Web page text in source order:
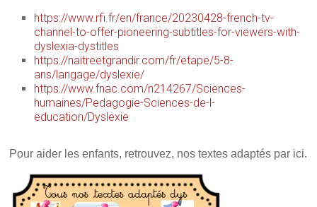
https://www.rfi.fr/en/france/20230428-french-tv-
channel-to-offer-pioneering-subtitles-for-viewers-with-
dyslexia-dystitles
https://naitreetgrandir.com/fr/etape/5-8-
ans/langage/dyslexie/
https://www.fnac.com/n214267/Sciences-
humaines/Pedagogie-Sciences-de-l-
education/Dyslexie
Pour aider les enfants, retrouvez, nos textes adaptés par ici.